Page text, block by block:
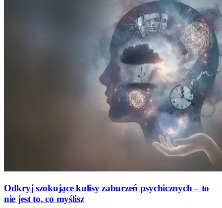
Odkryj szokujące kulisy zaburzeń psychicznych – to
nie jest to, co myślisz